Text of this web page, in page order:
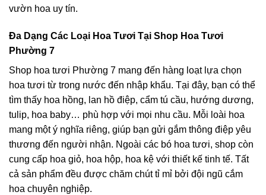
vườn hoa uy tín.
Đa Dạng Các Loại Hoa Tươi Tại Shop Hoa Tươi
Phường 7
Shop hoa tươi Phường 7 mang đến hàng loạt lựa chọn
hoa tươi từ trong nước đến nhập khẩu. Tại đây, bạn có thể
tìm thấy hoa hồng, lan hồ điệp, cẩm tú cầu, hướng dương,
tulip, hoa baby… phù hợp với mọi nhu cầu. Mỗi loài hoa
mang một ý nghĩa riêng, giúp bạn gửi gắm thông điệp yêu
thương đến người nhận. Ngoài các bó hoa tươi, shop còn
cung cấp hoa giỏ, hoa hộp, hoa kệ với thiết kế tinh tế. Tất
cả sản phẩm đều được chăm chút tỉ mỉ bởi đội ngũ cắm
hoa chuyên nghiệp.